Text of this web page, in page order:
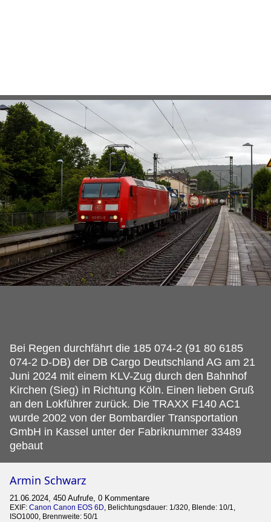
Bei Regen durchfährt die 185 074-2 (91 80 6185
074-2 D-DB) der DB Cargo Deutschland AG am 21
Juni 2024 mit einem KLV-Zug durch den Bahnhof
Kirchen (Sieg) in Richtung Köln. Einen lieben Gruß
an den Lokführer zurück. Die TRAXX F140 AC1
wurde 2002 von der Bombardier Transportation
GmbH in Kassel unter der Fabriknummer 33489
gebaut
Armin Schwarz
21.06.2024, 450 Aufrufe, 0 Kommentare
EXIF: Canon Canon EOS 6D, Belichtungsdauer: 1/320, Blende: 10/1,
ISO1000, Brennweite: 50/1